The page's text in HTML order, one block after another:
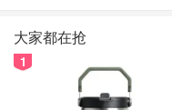
大家都在抢
1